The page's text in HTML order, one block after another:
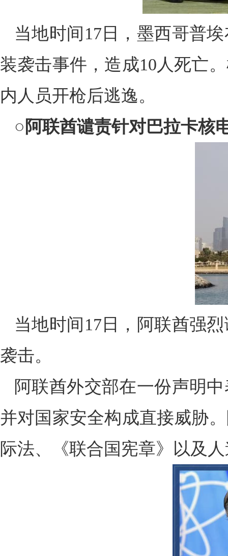
当地时间17日，墨西哥普
装袭击事件，造成10人死亡
内人员开枪后逃逸。
○ 阿联酋谴责针对巴拉卡核
当地时间17日，阿联酋强
袭击。
阿联酋外交部在一份声明
并对国家安全构成直接威胁
际法、《联合国宪章》以及